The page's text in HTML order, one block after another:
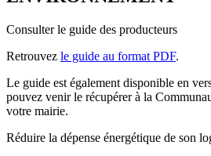
Consulter le guide des producteurs
Retrouvez le guide au format PDF.
Le guide est également disponible en
pouvez venir le récupérer à la
votre mairie.
Réduire la dépense énergétique de son